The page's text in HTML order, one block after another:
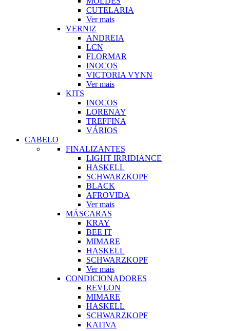
CUTELARIA
Ver mais
VERNIZ
ANDREIA
LCN
FLORMAR
INOCOS
VICTORIA VYNN
Ver mais
KITS
INOCOS
LORENAY
TREFFINA
VÁRIOS
CABELO
FINALIZANTES
LIGHT IRRIDIANCE
HASKELL
SCHWARZKOPF
BLACK
AFROVIDA
Ver mais
MÁSCARAS
KRAY
BEE IT
MIMARE
HASKELL
SCHWARZKOPF
Ver mais
CONDICIONADORES
REVLON
MIMARE
HASKELL
SCHWARZKOPF
KATIVA